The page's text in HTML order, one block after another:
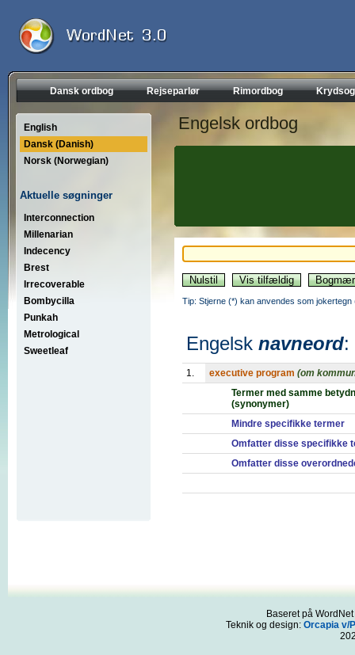
Dansk ordbog Rejseparlør Rimordbog
English
Dansk (Danish)
Norsk (Norwegian)
Aktuelle søgninger
Interconnection
Millenarian
Indecency
Brest
Irrecoverable
Bombycilla
Punkah
Metrological
Sweetleaf
Engelsk ordbog
Tip: Stjerne (*) kan anvendes som
Engelsk navneord:
1. executive program (om
Termer med samme
(synonymer)
Mindre specifikke termer
Omfatter disse specifikke
Omfatter disse
Baseret på
Teknik og design: Orcapia v/